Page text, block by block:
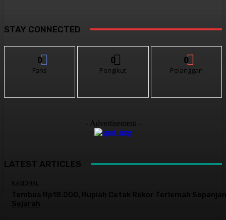
STAY CONNECTED
0
Fans
0
Pengikut
0
Pelanggan
- Advertisement -
LATEST ARTICLES
NASIONAL
Tembus Rp18.000, Rupiah Cetak Rekor Terlemah